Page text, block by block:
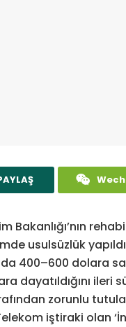
Bakanlığı’nın
usulsüzlük
400–600 dolara
dayatıldığını ileri
zorunlu
iştiraki olan